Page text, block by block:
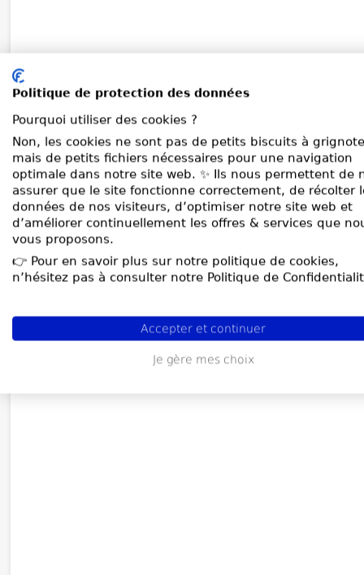
Politique de protection des données
Pourquoi utiliser des cookies ?
Non, les cookies ne sont pas de petits biscuits à
mais de petits fichiers nécessaires pour une navigation
optimale dans notre site web. ✨ Ils nous permettent de
assurer que le site fonctionne correctement, de récolter
données de nos visiteurs, d’optimiser notre site web et
d’améliorer continuellement les offres & services que
vous proposons.
👉 Pour en savoir plus sur notre politique de cookies,
n’hésitez pas à consulter notre Politique de
Accepter et continuer
Je gère mes choix